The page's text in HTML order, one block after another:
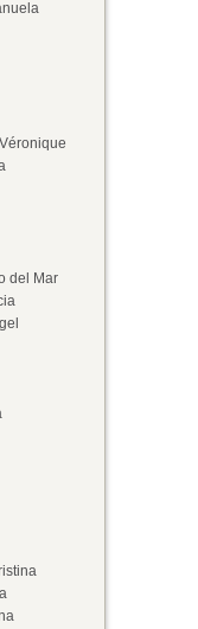
del Mar